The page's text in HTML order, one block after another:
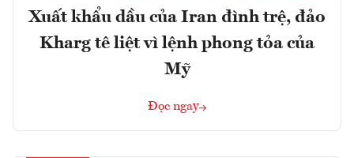
Xuất khẩu dầu của Iran đình trệ, đảo
Kharg tê liệt vì lệnh phong tỏa của
Mỹ
Đọc ngay